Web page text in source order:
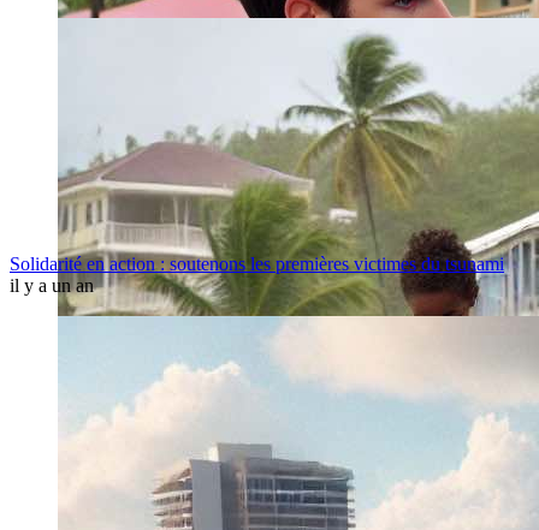
Solidarité en action : soutenons les premières victimes du tsunami
il y a un an